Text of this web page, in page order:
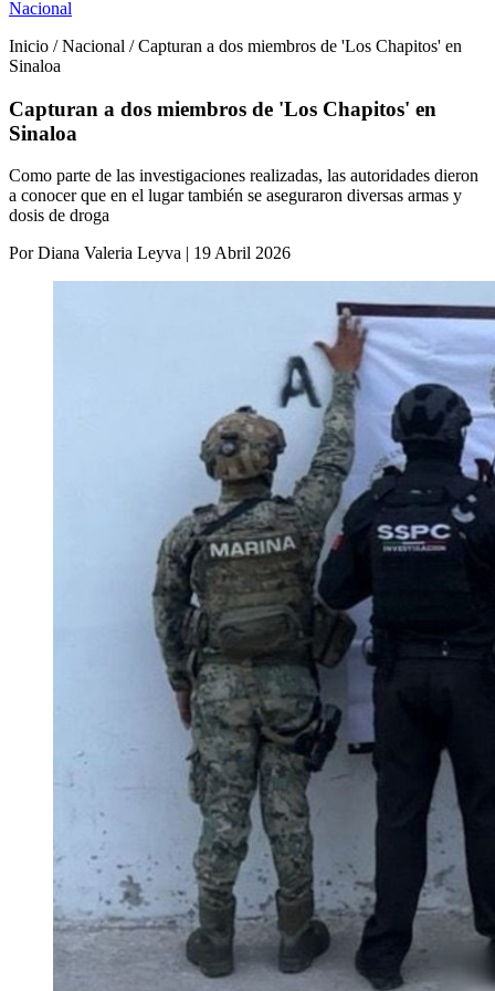
Nacional
Inicio / Nacional / Capturan a dos miembros de 'Los Chapitos' en
Sinaloa
Capturan a dos miembros de 'Los Chapitos' en
Sinaloa
Como parte de las investigaciones realizadas, las autoridades dieron
a conocer que en el lugar también se aseguraron diversas armas y
dosis de droga
Por Diana Valeria Leyva | 19 Abril 2026